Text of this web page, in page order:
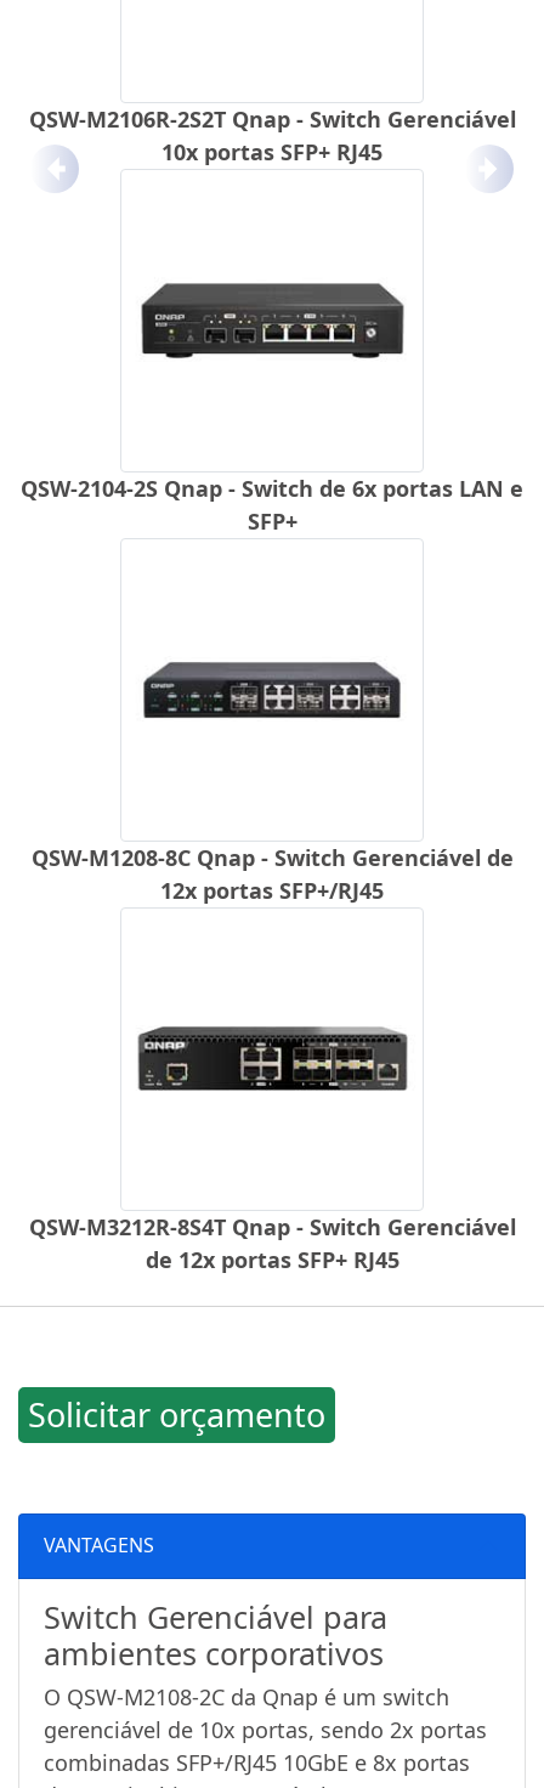
QSW-M2106R-2S2T Qnap - Switch Gerenciável
10x portas SFP+ RJ45
QSW-2104-2S Qnap - Switch de 6x portas LAN e
SFP+
QSW-M1208-8C Qnap - Switch Gerenciável de
12x portas SFP+/RJ45
QSW-M3212R-8S4T Qnap - Switch Gerenciável
de 12x portas SFP+ RJ45
Anterior
Solicitar orçamento
VANTAGENS
Switch Gerenciável para
ambientes corporativos
O QSW-M2108-2C da Qnap é um switch
gerenciável de 10x portas, sendo 2x portas
combinadas SFP+/RJ45 10GbE e 8x portas